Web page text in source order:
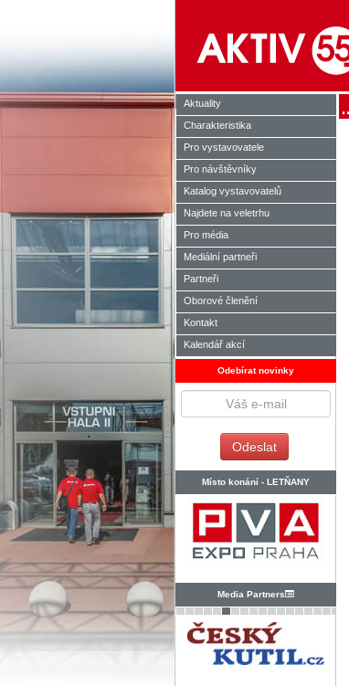
Aktuality
Charakteristika
Pro vystavovatele
Pro návštěvníky
Katalog vystavovatelů
Najdete na veletrhu
Pro média
Mediální partneři
Partneři
Oborové členění
Kontakt
Kalendář akcí
Odebírat novinky
Místo konání - LETŇANY
Media Partners